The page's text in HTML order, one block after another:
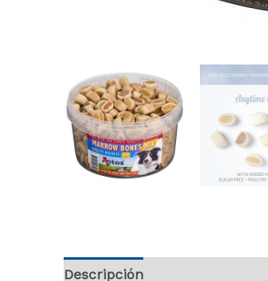
Descripción